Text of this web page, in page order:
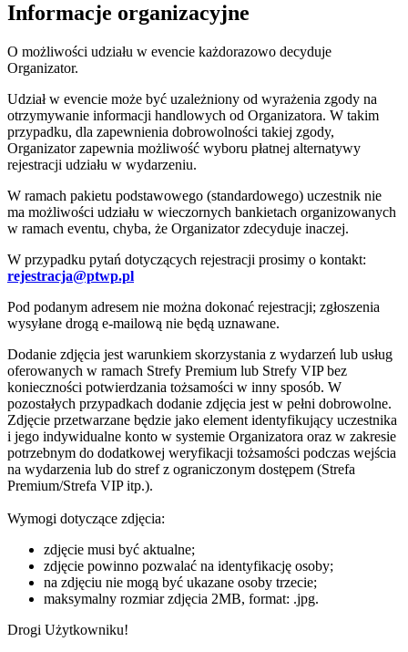
Informacje organizacyjne
O możliwości udziału w evencie każdorazowo decyduje
Organizator.
Udział w evencie może być uzależniony od wyrażenia zgody na
otrzymywanie informacji handlowych od Organizatora. W takim
przypadku, dla zapewnienia dobrowolności takiej zgody,
Organizator zapewnia możliwość wyboru płatnej alternatywy
rejestracji udziału w wydarzeniu.
W ramach pakietu podstawowego (standardowego) uczestnik nie
ma możliwości udziału w wieczornych bankietach organizowanych
w ramach eventu, chyba, że Organizator zdecyduje inaczej.
W przypadku pytań dotyczących rejestracji prosimy o kontakt:
rejestracja@ptwp.pl
Pod podanym adresem nie można dokonać rejestracji; zgłoszenia
wysyłane drogą e-mailową nie będą uznawane.
Dodanie zdjęcia jest warunkiem skorzystania z wydarzeń lub usług
oferowanych w ramach Strefy Premium lub Strefy VIP bez
konieczności potwierdzania tożsamości w inny sposób. W
pozostałych przypadkach dodanie zdjęcia jest w pełni dobrowolne.
Zdjęcie przetwarzane będzie jako element identyfikujący uczestnika
i jego indywidualne konto w systemie Organizatora oraz w zakresie
potrzebnym do dodatkowej weryfikacji tożsamości podczas wejścia
na wydarzenia lub do stref z ograniczonym dostępem (Strefa
Premium/Strefa VIP itp.).
Wymogi dotyczące zdjęcia:
zdjęcie musi być aktualne;
zdjęcie powinno pozwalać na identyfikację osoby;
na zdjęciu nie mogą być ukazane osoby trzecie;
maksymalny rozmiar zdjęcia 2MB, format: .jpg.
Drogi Użytkowniku!